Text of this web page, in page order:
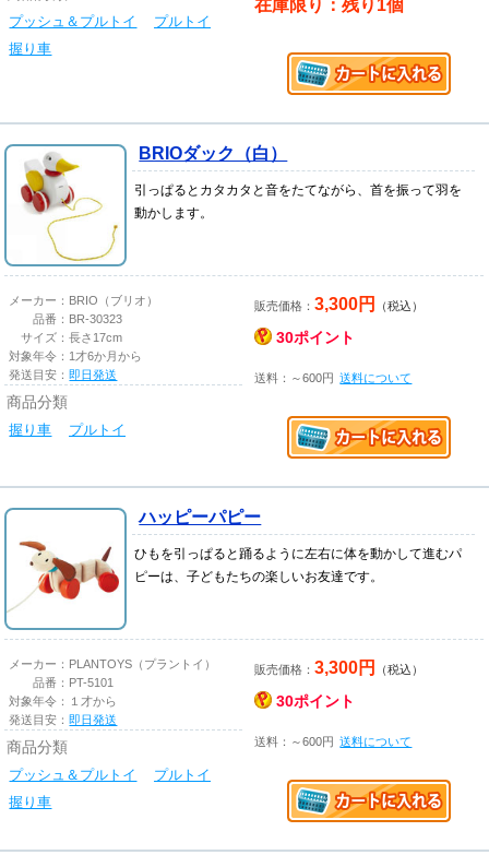
プッシュ＆プルトイ
プルトイ
握り車
在庫限り：残り1個
BRIOダック（白）
引っぱるとカタカタと音をたてながら、首を振って羽を
動かします。
メーカー： BRIO（ブリオ）
品番： BR-30323
サイズ：長さ17cm
対象年令： 1才6か月から
発送目安： 即日発送
商品分類
握り車 プルトイ
販売価格：3,300円 （税込）
30ポイント
送料：～600円 送料について
ハッピーパピー
ひもを引っぱると踊るように左右に体を動かして進むパ
ピーは、子どもたちの楽しいお友達です。
メーカー： PLANTOYS（プラントイ）
品番： PT-5101
対象年令：
１才から
発送目安： 即日発送
商品分類
プッシュ＆プルトイ
プルトイ
握り車
販売価格：3,300円 （税込）
30ポイント
送料：～600円 送料について